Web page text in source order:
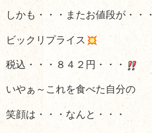
しかも・・・またお値段が・・・
ビックリプライス
税込・・・８４２円・・・
いやぁ～これを食べた自分の
笑顔は・・・なんと・・・